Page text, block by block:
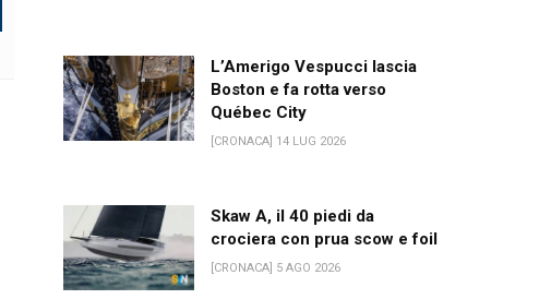
L’Amerigo Vespucci lascia
Boston e fa rotta verso
Québec City
[CRONACA] 14 LUG 2026
Skaw A, il 40 piedi da
crociera con prua scow e foil
[CRONACA] 5 AGO 2026